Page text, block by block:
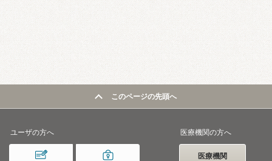
このページの先頭へ
ユーザの方へ 医療機関の方へ
医療機関